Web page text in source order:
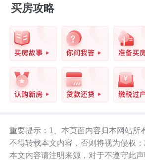
买房攻略
重要提示：1、本页面内容归本网站所
不得转载本文内容，否则将视为侵权
本文内容请注明来源，对于不遵守此